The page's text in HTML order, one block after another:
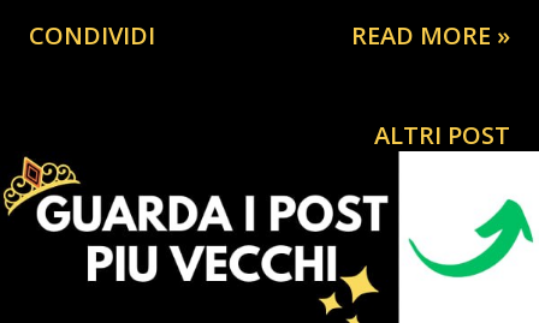
riforma della leva PUTIN HA BOMBARDATO
MONDIALE | ANTEPRIMA BARBUTISTA Supremo
Presidente Comandante del CiaoRino! PUTIN DEMOLISCE
GLI OBIETTIVI MILITARI DELLA NATO. ⛲1️⃣1️⃣Umbria:
Top 5 Città e Luoghi da Visitare | 4K CIAORINO11
BILLACCCIOTV VIAGGIO VIRTUALE IN UMBRIA
@influenzerpolitico Giorgia Meloni e i suoi amichetti
CONDIVIDI READ MORE »
ALTRI POST